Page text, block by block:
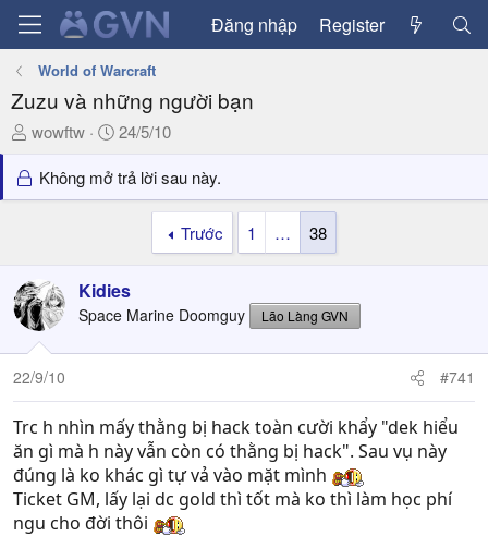
Đăng nhập Register
World of Warcraft
Zuzu và những người bạn
T
r
e
t
a
r
e
r
wowftw
N
à
y
24/5/10
Không mở trả lời sau này.
Trước 1 … 38
Kidies
Space Marine Doomguy Lão Làng GVN
22/9/10 #741
Trc h nhìn mấy thằng bị hack toàn cười khẩy "dek hiểu
ăn gì mà h này vẫn còn có thằng bị hack". Sau vụ này
đúng là ko khác gì tự vả vào mặt mình
Ticket GM, lấy lại dc gold thì tốt mà ko thì làm học phí
ngu cho đời thôi